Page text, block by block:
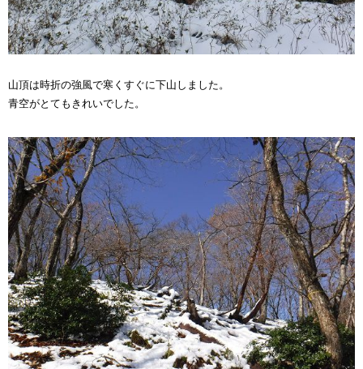
山頂は時折の強風で寒くすぐに下山しました。
青空がとてもきれいでした。